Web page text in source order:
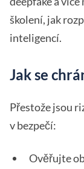
školení, jak
inteligencí.
Jak se
Přestože jsou
v bezpečí:
Ověřujte